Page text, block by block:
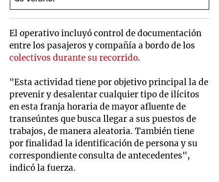
El operativo incluyó control de documentación
entre los pasajeros y compañía a bordo de los
colectivos durante su recorrido.
"Esta actividad tiene por objetivo principal la de
prevenir y desalentar cualquier tipo de ilícitos
en esta franja horaria de mayor afluente de
transeúntes que busca llegar a sus puestos de
trabajos, de manera aleatoria. También tiene
por finalidad la identificación de persona y su
correspondiente consulta de antecedentes",
indicó la fuerza.